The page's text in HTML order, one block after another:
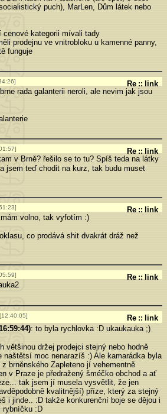
puch), MarLen, Dům látek nebo
kategorii mívali tady
prodejnu ve vnitrobloku u kamenné panny,
funguje
Re :: link
rada galanterii neroli, ale nevim jak jsou
Re :: link
v Brně? řešilo se to tu? Spíš teda na látky
jsem teď chodit na kurz, tak budu muset
Re :: link
volno, tak vyfotím :)
co prodává shit dvakrát dráž než
Re :: link
Re :: link
: to byla rychlovka :D ukaukauka ;)
většinou držej prodejci stejný nebo hodně
naštětsí moc nenarazíš :) Ale kamarádka byla
brněnského Zapleteno jí vehementně
v Praze je předražený šméčko obchod a ať
tak jsem jí musela vysvětlit, že jen
kvalitnější) příze, který za stejný
i jinde.. :D takže konkurenční boje se dějou i
rybníčku :D